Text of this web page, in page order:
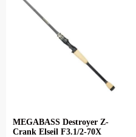
MEGABASS Destroyer Z-
Crank Elseil F3.1/2-70X